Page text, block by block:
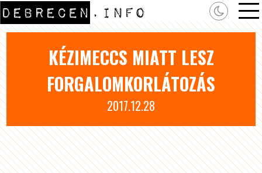
KÉZIMECCS MIATT LESZ
FORGALOMKORLÁTOZÁS
2017.12.28